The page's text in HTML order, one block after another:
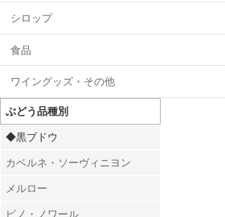
シロップ
食品
ワイングッズ・その他
ぶどう品種別
◆黒ブドウ
カベルネ・ソーヴィニヨン
メルロー
ピノ・ノワール